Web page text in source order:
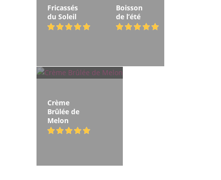
Fricassés
du Soleil
Boisson
de l’été
Crème
Brûlée de
Melon